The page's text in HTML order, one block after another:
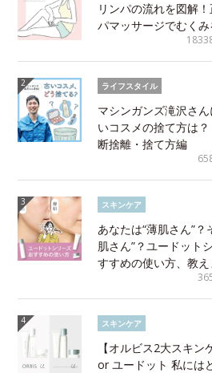
リンパの流れを図解
パマッサージでむく
ライフスタイル
マシンガンズ滝沢さ
いコスメの捨て方は
断捨離・捨て方編
スキンケア
あなたは“薄肌さん”？
肌さん”？ユードット
すすめの使い方、教え
スキンケア
【オルビス2大スキン
or ユードット 私には